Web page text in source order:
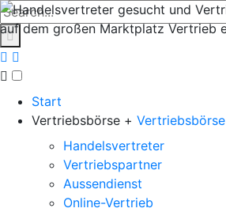
Start
Vertriebsbörse + Vertriebsbörse
Handelsvertreter
Vertriebspartner
Aussendienst
Online-Vertrieb